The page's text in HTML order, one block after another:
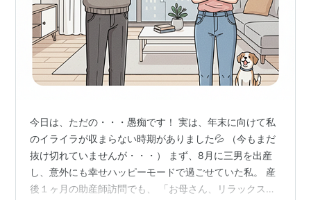
今日は、ただの・・・愚痴です！ 実は、年末に向けて私
のイライラが収まらない時期がありました💦 （今もまだ
抜け切れていませんが・・・） まず、8月に三男を出産
し、意外にも幸せハッピーモードで過ごせていた私。 産
後１ヶ月の助産師訪問でも、 「お母さん、リラックスし